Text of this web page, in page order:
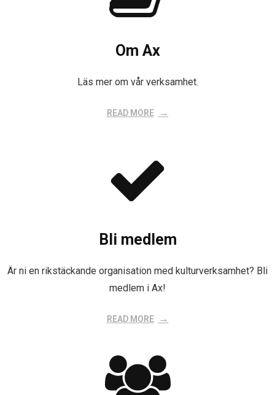
- Styrande dokument
Om Ax
Läs mer om vår verksamhet.
READ MORE
Bli medlem
Är ni en rikstäckande organisation med kulturverksamhet? Bli
medlem i Ax!
READ MORE